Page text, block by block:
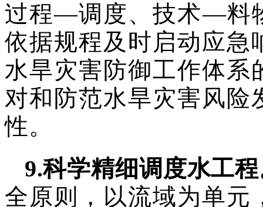
过程—调度、技术—料
依据规程及时启动应急
水旱灾害防御工作体系
对和防范水旱灾害风险
性。
9.科学精细调度水工
全原则，以流域为单元